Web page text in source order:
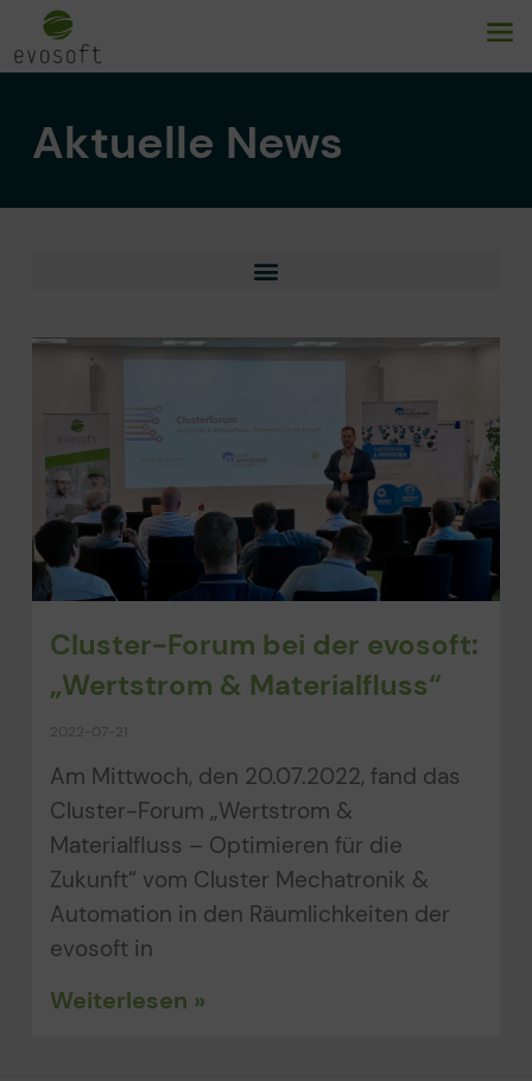
Aktuelle News
Cluster-Forum bei der evosoft:
„Wertstrom & Materialfluss“
2022-07-21
Am Mittwoch, den 20.07.2022, fand das
Cluster-Forum „Wertstrom &
Materialfluss – Optimieren für die
Zukunft“ vom Cluster Mechatronik &
Automation in den Räumlichkeiten der
evosoft in
Weiterlesen »